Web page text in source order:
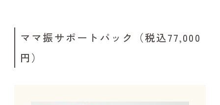
ママ振サポートパック（税込77,000
円）